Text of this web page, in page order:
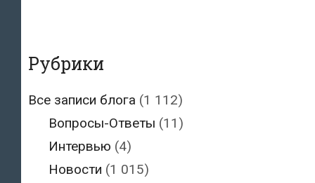
Рубрики
Все записи блога (1 112)
Вопросы-Ответы (11)
Интервью (4)
Новости (1 015)